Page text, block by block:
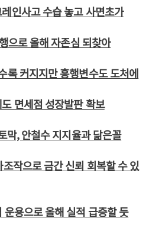
인사고 수습 놓고 사면초가
으로 올해 자존심 되찾아
커지지만 흥행변수도 도처에
면세점 성장발판 확보
, 안철수 지지율과 닮은꼴
작으로 금간 신뢰 회복할 수 있
용으로 올해 실적 급증할 듯